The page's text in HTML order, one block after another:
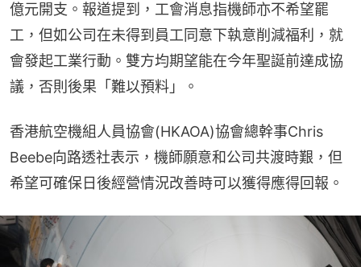
億元開支。報道提到，工會消息指機師亦不希望罷
工，但如公司在未得到員工同意下執意削減福利，就
會發起工業行動。雙方均期望能在今年聖誕前達成協
議，否則後果「難以預料」。
香港航空機組人員協會(HKAOA)協會總幹事Chris
Beebe向路透社表示，機師願意和公司共渡時艱，但
希望可確保日後經營情況改善時可以獲得應得回報。